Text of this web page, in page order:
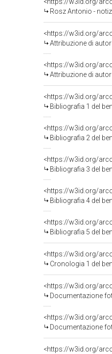
Rosz Antonio -
<https://w3id.org/
Attribuzione di
<https://w3id.org/
Attribuzione di
<https://w3id.org/
Bibliografia 1 del
<https://w3id.org/
Bibliografia 2 del
<https://w3id.org/
Bibliografia 3 del
<https://w3id.org/
Bibliografia 4 del
<https://w3id.org/
Bibliografia 5 del
<https://w3id.org/
Cronologia 1 del
Documentazione
Documentazione
<https://w3id.org/